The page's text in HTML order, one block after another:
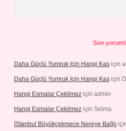
Son
Daha Güçlü Yumruk Için Hangi Kas için
Daha Güçlü Yumruk Için Hangi Kas için
Hangi Esmalar Çekilmez için admin
Hangi Esmalar Çekilmez için Selma
İStanbul Büyükçekmece Nereye Bağlı